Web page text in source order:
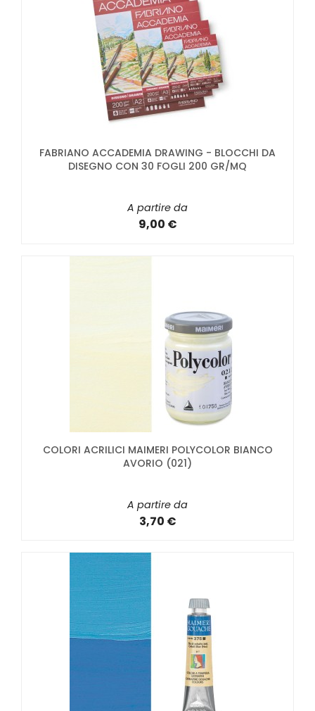
FABRIANO ACCADEMIA DRAWING - BLOCCHI DA
DISEGNO CON 30 FOGLI 200 GR/MQ
A partire da
9,00 €
COLORI ACRILICI MAIMERI POLYCOLOR BIANCO
AVORIO (021)
A partire da
3,70 €